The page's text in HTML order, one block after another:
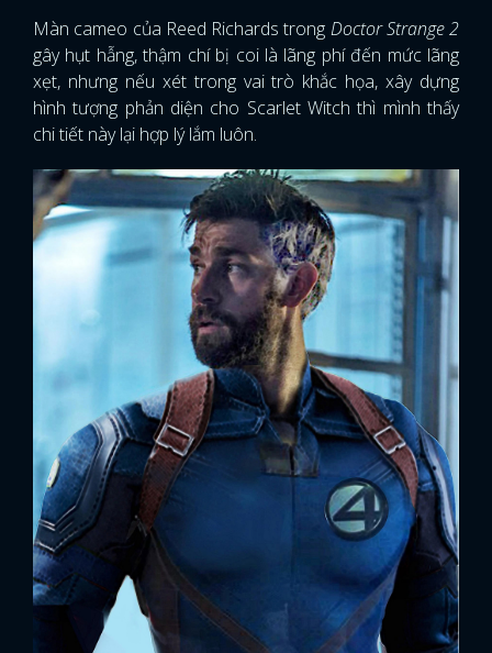
Màn cameo của Reed Richards trong Doctor Strange 2
gây hụt hẫng, thậm chí bị coi là lãng phí đến mức lãng
xẹt, nhưng nếu xét trong vai trò khắc họa, xây dựng
hình tượng phản diện cho Scarlet Witch thì mình thấy
chi tiết này lại hợp lý lắm luôn.